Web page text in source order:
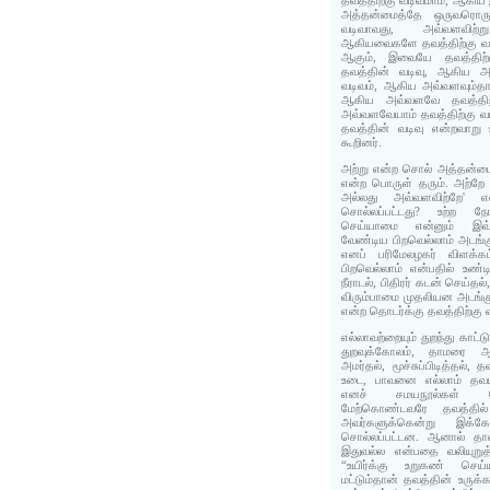
அத்தன்மைத்தே
வடிவாவது,
ஆகியவைகளே தவத்திற்கு
ஆகும், இவையே
தவத்தின் வடிவு, ஆகிய
வடிவம், ஆகிய
ஆகிய அவ்வளவே
அவ்வளவேயாம் தவத்திற்கு
தவத்தின் வடிவு என்றவாறு
கூறினர்.
அற்று என்ற சொல்
என்ற பொருள் தரும்.
அல்லது அவ்வளவிற்றே'
சொல்லப்பட்டது? உற்ற
செய்யாமை என்னும்
வேண்டிய பிறவெல்லாம்
எனப் பரிமேலழகர்
பிறவெல்லாம் என்பதில் உண்டி
நீராடல், பிதிரர் கடன்
விரும்பாமை முதலியன
என்ற தொடர்க்கு தவத்திற்கு
எல்லாவற்றையும் துறந்து
துறவுக்கோலம்,
அமர்தல்,
உடை, பாவனை எல்லாம்
எனச் சமயநூல்கள்
மேற்கொண்டவரே தவத்தில்
அவர்களுக்கென்று
சொல்லப்பட்டன. ஆனால் தான்
இதுவல்ல என்பதை
“உயிர்க்கு உறுகண்
மட்டும்தான் தவத்தின்